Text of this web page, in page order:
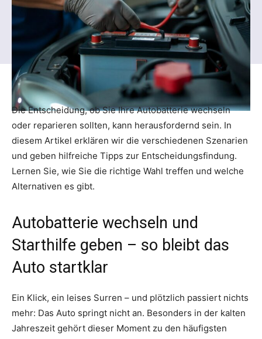
Die Entscheidung, ob Sie Ihre Autobatterie wechseln
oder reparieren sollten, kann herausfordernd sein. In
diesem Artikel erklären wir die verschiedenen Szenarien
und geben hilfreiche Tipps zur Entscheidungsfindung.
Lernen Sie, wie Sie die richtige Wahl treffen und welche
Alternativen es gibt.
Autobatterie wechseln und
Starthilfe geben – so bleibt das
Auto startklar
Ein Klick, ein leises Surren – und plötzlich passiert nichts
mehr: Das Auto springt nicht an. Besonders in der kalten
Jahreszeit gehört dieser Moment zu den häufigsten